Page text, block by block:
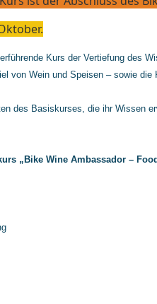
Kurs der Vertiefung des
von Wein und Speisen – sowie
des Basiskurses, die ihr Wissen
„Bike Wine Ambassador –